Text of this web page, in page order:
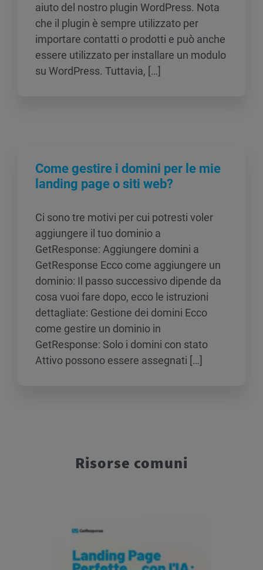
aiuto del nostro plugin WordPress. Nota
che il plugin è sempre utilizzato per
importare contatti o prodotti e può anche
essere utilizzato per installare un modulo
su WordPress. Tuttavia, […]
Come gestire i domini per le mie
landing page o siti web?
Ci sono tre motivi per cui potresti voler
aggiungere il tuo dominio a
GetResponse: Aggiungere domini a
GetResponse Ecco come aggiungere un
dominio: Il passo successivo dipende da
cosa vuoi fare dopo, ecco le istruzioni
dettagliate: Gestione dei domini Ecco
come gestire un dominio in
GetResponse: Solo i domini con stato
Attivo possono essere assegnati […]
Risorse comuni